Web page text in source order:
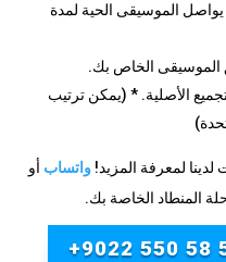
يواصل الموسيقى الحية لمدة
الموسيقى الخاص بك.
الأصلية.* (يمكن ترتيب
لمعرفة المزيد! واتساب أو
المنطاد الخاصة بك.